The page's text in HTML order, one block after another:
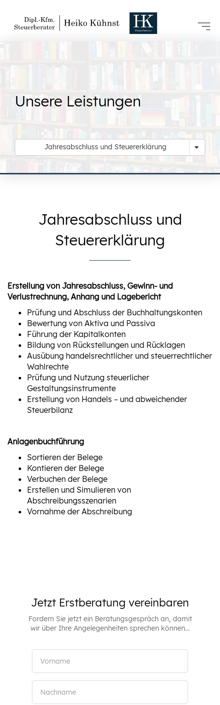
Unsere Leistungen
Jahresabschluss und Steuererklärung
Jahresabschluss und
Steuererklärung
Erstellung von Jahresabschluss, Gewinn- und
Verlustrechnung, Anhang und Lagebericht
Prüfung und Abschluss der Buchhaltungskonten
Bewertung von Aktiva und Passiva
Führung der Kapitalkonten
Bildung von Rückstellungen und Rücklagen
Ausübung handelsrechtlicher und steuerrechtlicher
Wahlrechte
Prüfung und Nutzung steuerlicher
Gestaltungsinstrumente
Erstellung von Handels – und abweichender
Steuerbilanz
Anlagenbuchführung
Sortieren der Belege
Kontieren der Belege
Verbuchen der Belege
Erstellen und Simulieren von
Abschreibungsszenarien
Vornahme der Abschreibung
Jetzt Erstberatung vereinbaren
Fordern Sie jetzt ein Beratungsgespräch an, damit
wir über Ihre Angelegenheiten sprechen können...